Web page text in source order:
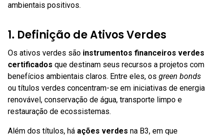
ambientais positivos.
1. Definição de Ativos Verdes
Os ativos verdes são instrumentos financeiros verdes
certificados que destinam seus recursos a projetos com
benefícios ambientais claros. Entre eles, os green bonds
ou títulos verdes concentram-se em iniciativas de energia
renovável, conservação de água, transporte limpo e
restauração de ecossistemas.
Além dos títulos, há ações verdes na B3, em que